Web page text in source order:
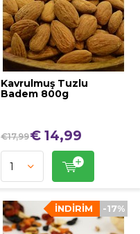
Kavrulmuş Tuzlu
Badem 800g
€17,99€ 14,99
-17%
İNDIRIM